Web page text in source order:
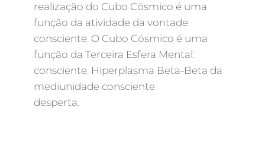
realização do Cubo Cósmico é uma
função da atividade da vontade
consciente. O Cubo Cósmico é uma
função da Terceira Esfera Mental:
consciente. Hiperplasma Beta-Beta da
mediunidade consciente
desperta.